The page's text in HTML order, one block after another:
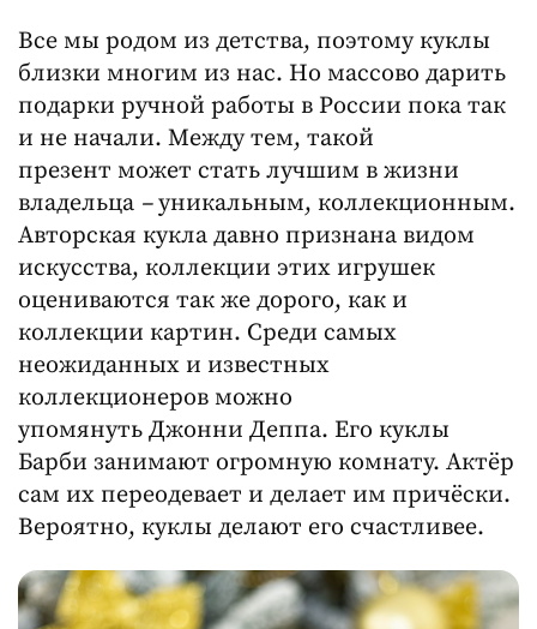
Все мы родом из детства, поэтому куклы
близки многим из нас. Но массово дарить
подарки ручной работы в России пока так
и не начали. Между тем, такой
презент может стать лучшим в жизни
владельца –уникальным, коллекционным.
Авторская кукла давно признана видом
искусства, коллекции этих игрушек
оцениваются так же дорого, как и
коллекции картин. Среди самых
неожиданных и известных
коллекционеров можно
упомянуть Джонни Деппа. Его куклы
Барби занимают огромную комнату. Актёр
сам их переодевает и делает им причёски.
Вероятно, куклы делают его счастливее.